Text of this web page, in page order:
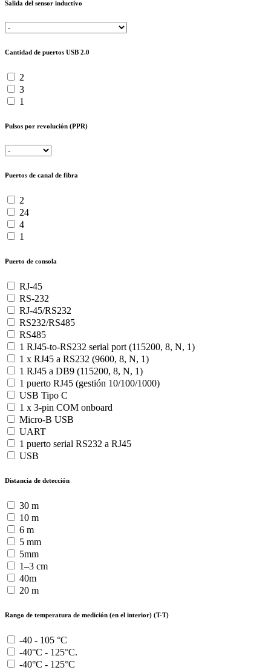
Salida del sensor inductivo
Cantidad de puertos USB 2.0
2
3
1
Pulsos por revolución (PPR)
Puertos de canal de fibra
2
24
4
1
Puerto de consola
RJ-45
RS-232
RJ-45/RS232
RS232/RS485
RS485
1 RJ45-to-RS232 serial port (115200, 8, N, 1)
1 x RJ45 a RS232 (9600, 8, N, 1)
1 RJ45 a DB9 (115200, 8, N, 1)
1 puerto RJ45 (gestión 10/100/1000)
USB Tipo C
1 x 3-pin COM onboard
Micro-B USB
UART
1 puerto serial RS232 a RJ45
USB
Distancia de detección
30 m
10 m
6 m
5 mm
5mm
1–3 cm
40m
20 m
Rango de temperatura de medición (en el interior) (T-T)
-40 - 105 °C
-40°C - 125°C.
-40°C - 125°C